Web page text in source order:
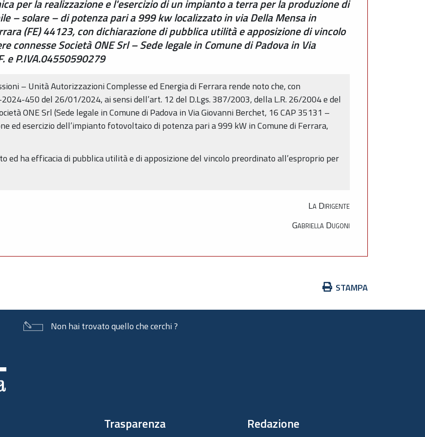
per la realizzazione e l'esercizio di un impianto a terra per la produzione di
– solare – di potenza pari a 999 kw localizzato in via Della Mensa in
(FE) 44123, con dichiarazione di pubblica utilità e apposizione di vincolo
connesse Società ONE Srl – Sede legale in Comune di Padova in Via
e P.IVA.04550590279
– Unità Autorizzazioni Complesse ed Energia di Ferrara rende noto che, con
450 del 26/01/2024, ai sensi dell’art. 12 del D.Lgs. 387/2003, della L.R. 26/2004 e del
ONE Srl (Sede legale in Comune di Padova in Via Giovanni Berchet, 16 CAP 35131 –
ed esercizio dell’impianto fotovoltaico di potenza pari a 999 kW in Comune di Ferrara,
ed ha efficacia di pubblica utilità e di apposizione del vincolo preordinato all’esproprio per
La Dirigente
Gabriella Dugoni
Azioni
documento
STAMPA
Non hai trovato quello che cerchi ?
Trasparenza Redazione